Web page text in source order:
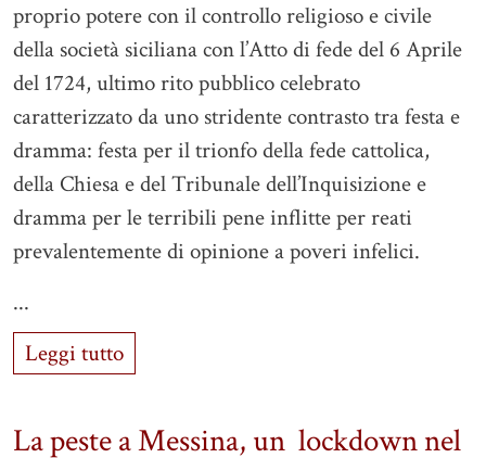
proprio potere con il controllo religioso e civile
della società siciliana con l’Atto di fede del 6 Aprile
del 1724, ultimo rito pubblico celebrato
caratterizzato da uno stridente contrasto tra festa e
dramma: festa per il trionfo della fede cattolica,
della Chiesa e del Tribunale dell’Inquisizione e
dramma per le terribili pene inflitte per reati
prevalentemente di opinione a poveri infelici.
...
Leggi tutto
La peste a Messina, un lockdown nel